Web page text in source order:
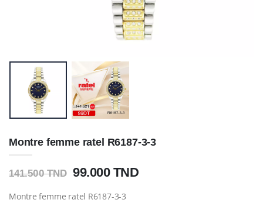
Montre femme ratel R6187-3-3
141.500 TND 99.000 TND
Montre femme ratel R6187-3-3